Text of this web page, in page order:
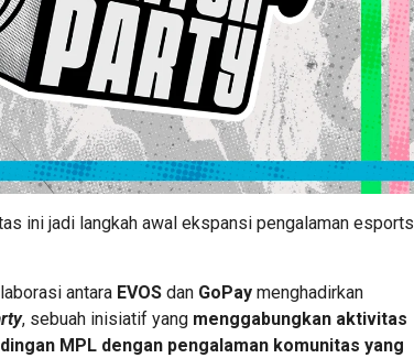
ini jadi langkah awal ekspansi pengalaman esports
antara EVOS dan GoPay menghadirkan
, sebuah inisiatif yang menggabungkan aktivitas
MPL dengan pengalaman komunitas yang